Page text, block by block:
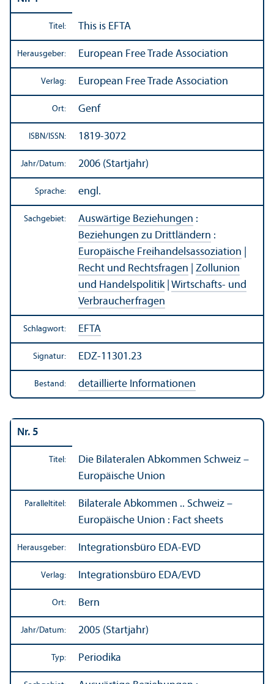
Titel: This is EFTA
Herausgeber: European Free Trade Association
Verlag: European Free Trade Association
Ort: Genf
ISBN/ ISSN: 1819-3072
Jahr/Datum: 2006 (Startjahr)
Sprache: engl.
Sachgebiet: Auswärtige Beziehungen :
Beziehungen zu Drittländern :
Europäische Freihandels­assoziation
Recht und Rechts­fragen
Zollunion
und Handels­politik| Wirtschafts- und
Verbraucherfragen
Schlagwort: EFTA
Signatur: EDZ-11301.23
Bestand: detaillierte Informationen
Nr. 5
Titel:
Die Bilateralen Abkommen Schweiz –
Europäische Union
Paralleltitel:
Bilaterale Abkommen .. Schweiz –
Europäische Union : Fact sheets
Herausgeber: Integrations­büro EDA-EVD
Verlag: Integrations­büro EDA/EVD
Ort: Bern
Jahr/Datum: 2005 (Startjahr)
Typ: Periodika